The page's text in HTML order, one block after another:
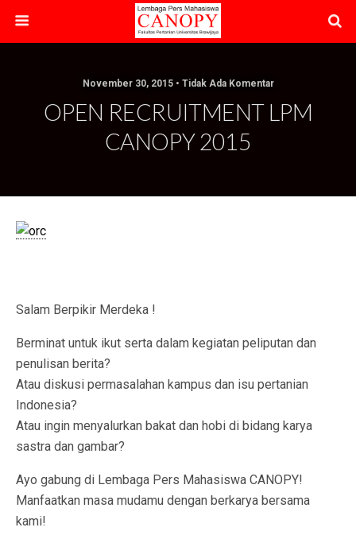
November 30, 2015 • Tidak Ada Komentar
OPEN RECRUITMENT LPM
CANOPY 2015
Salam Berpikir Merdeka !
Berminat untuk ikut serta dalam kegiatan peliputan dan
penulisan berita?
Atau diskusi permasalahan kampus dan isu pertanian
Indonesia?
Atau ingin menyalurkan bakat dan hobi di bidang karya
sastra dan gambar?
Ayo gabung di Lembaga Pers Mahasiswa CANOPY!
Manfaatkan masa mudamu dengan berkarya bersama
kami!